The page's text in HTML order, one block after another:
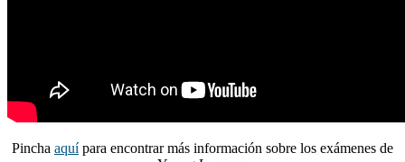
Pincha aquípara encontrar más información sobre los exámenes de